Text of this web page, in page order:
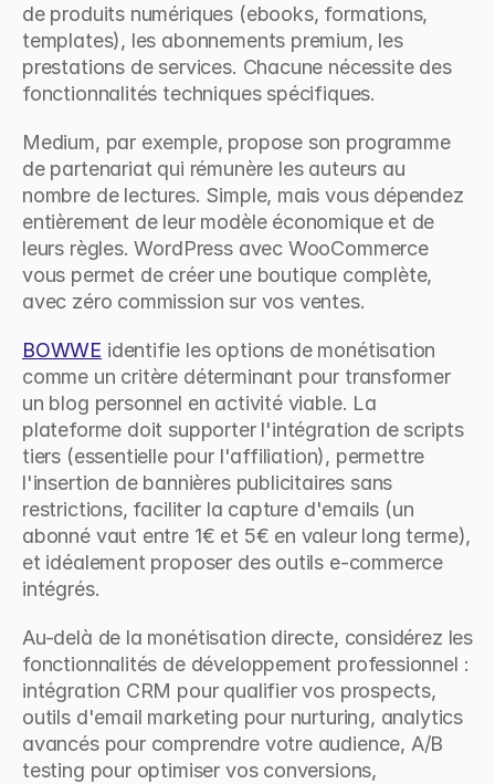
de produits numériques (ebooks, formations,
templates), les abonnements premium, les
prestations de services. Chacune nécessite des
fonctionnalités techniques spécifiques.
Medium, par exemple, propose son programme
de partenariat qui rémunère les auteurs au
nombre de lectures. Simple, mais vous dépendez
entièrement de leur modèle économique et de
leurs règles. WordPress avec WooCommerce
vous permet de créer une boutique complète,
avec zéro commission sur vos ventes.
BOWWE identifie les options de monétisation
comme un critère déterminant pour transformer
un blog personnel en activité viable. La
plateforme doit supporter l'intégration de scripts
tiers (essentielle pour l'affiliation), permettre
l'insertion de bannières publicitaires sans
restrictions, faciliter la capture d'emails (un
abonné vaut entre 1€ et 5€ en valeur long terme),
et idéalement proposer des outils e-commerce
intégrés.
Au-delà de la monétisation directe, considérez les
fonctionnalités de développement professionnel :
intégration CRM pour qualifier vos prospects,
outils d'email marketing pour nurturing, analytics
avancés pour comprendre votre audience, A/B
testing pour optimiser vos conversions,